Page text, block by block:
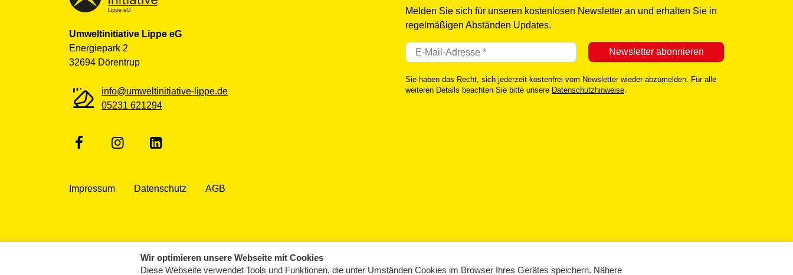
Melden Sie sich für unseren kostenlosen Newsletter an und erhalten Sie in
regelmäßigen Abständen Updates.
Sie haben das Recht, sich jederzeit kostenfrei vom Newsletter wieder abzumelden. Für alle
weiteren Details beachten Sie bitte unsere Datenschutzhinweise
Umweltinitiative Lippe eG
Energiepark 2
32694 Dörentrup
info@umweltinitiative-lippe.de
05231 621294
Impressum Datenschutz AGB
Wir optimieren unsere Webseite mit Cookies
Diese Webseite verwendet Tools und Funktionen, die unter Umständen Cookies im Browser Ihres Gerätes speichern. Nähere